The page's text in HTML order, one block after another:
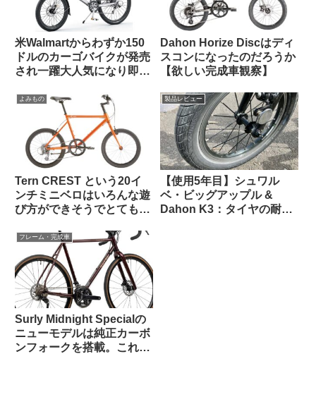
米Walmartからわずか150
ドルのカーゴバイクが発売
され一躍大人気になり即日
Dahon Horize Discはディ
スコンになったのだろうか
【欲しい完成車観察】
よみもの
Tern CREST という20イ
ンチミニベロはいろんな遊
び方ができそうでとても気
察】
製品レビュー
【使用5年目】シュワル
ベ・ビッグアップル &
Dahon K3：タイヤの耐久
フレーム・完成車
Surly Midnight Specialの
ニューモデルは純正カーボ
ンフォークを搭載。これで